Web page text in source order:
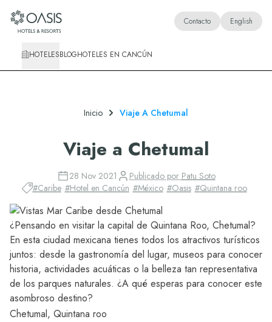
Oasis Hotels & Resorts Contacto English
HOTELESBLOGHOTELES EN CANCÚN
Inicio Viaje A Chetumal
Viaje a Chetumal
28 Nov 2021 Publicado por Patu Soto
#Caribe #Hotel en Cancún #México #Oasis #Quintana roo
¿Pensando en visitar la capital de Quintana Roo, Chetumal?
En esta ciudad mexicana tienes todos los atractivos turísticos
juntos: desde la gastronomía del lugar, museos para conocer
historia, actividades acuáticas o la belleza tan representativa
de los parques naturales. ¿A qué esperas para conocer este
asombroso destino?
Chetumal, Quintana roo